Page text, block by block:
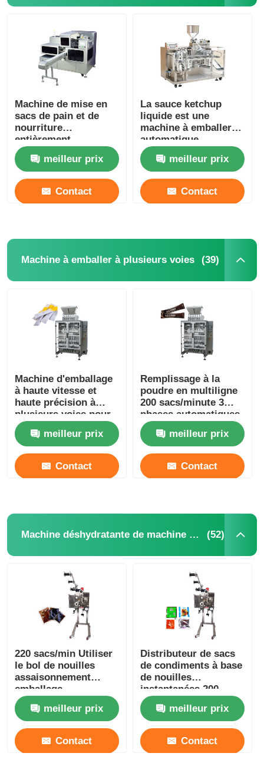
Machine de mise en
sacs de pain et de
nourriture
entièrement
automatique 13-40
sacs/minutemeilleur prix
Contact
La sauce ketchup
liquide est une
machine à emballer
automatique
horizontale.
meilleur prix
Contact
Machine à emballer à plusieurs voies (39)
Machine d'emballage
à haute vitesse et
haute précision à
plusieurs voies pour
matériaux en poudre
meilleur prix
Contact
Remplissage à la
poudre en multiligne
200 sacs/minute 3
phases automatiques
meilleur prix
Contact
Machine déshydratante de machine à mettre sous enveloppe (52)
220 sacs/min Utiliser
le bol de nouilles
assaisonnement
emballage
distributeur en acier
inoxydablemeilleur prix
Contact
Distributeur de sacs
de condiments à base
de nouilles
instantanées 200-
220V à phase unique
100 paquets/minute
meilleur prix
Contact